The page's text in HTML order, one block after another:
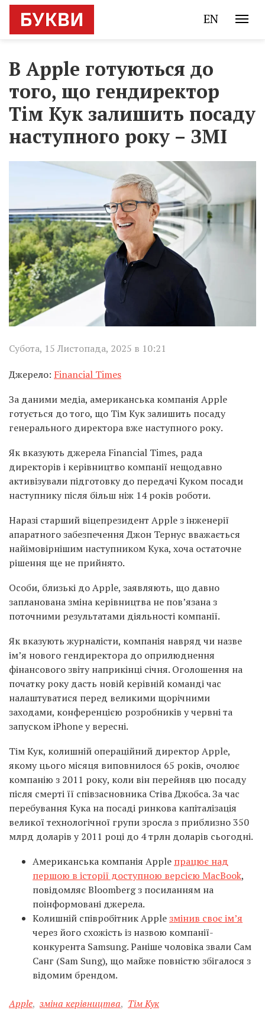
EN
В Apple готуються до
того, що гендиректор
Тім Кук залишить посаду
наступного року – ЗМІ
Субота, 15 Листопада, 2025 в 10:21
Джерело: Financial Times
За даними медіа, американська компанія Apple
готується до того, що Тім Кук залишить посаду
генерального директора вже наступного року.
Як вказують джерела Financial Times, рада
директорів і керівництво компанії нещодавно
активізували підготовку до передачі Куком посади
наступнику після більш ніж 14 років роботи.
Наразі старший віцепрезидент Apple з інженерії
апаратного забезпечення Джон Тернус вважається
найімовірнішим наступником Кука, хоча остаточне
рішення ще не прийнято.
Особи, близькі до Apple, заявляють, що давно
запланована зміна керівництва не пов’язана з
поточними результатами діяльності компанії.
Як вказують журналісти, компанія навряд чи назве
ім’я нового гендиректора до оприлюднення
фінансового звіту наприкінці січня. Оголошення на
початку року дасть новій керівній команді час
налаштуватися перед великими щорічними
заходами, конференцією розробників у червні та
запуском iPhone у вересні.
Тім Кук, колишній операційний директор Apple,
якому цього місяця виповнилося 65 років, очолює
компанію з 2011 року, коли він перейняв цю посаду
після смерті її співзасновника Стіва Джобса. За час
перебування Кука на посаді ринкова капіталізація
великої технологічної групи зросла з приблизно 350
млрд доларів у 2011 році до 4 трлн доларів сьогодні.
Американська компанія Apple працює над
першою в історії доступною версією MacBook,
повідомляє Bloomberg з посиланням на
поінформовані джерела.
Колишній співробітник Appleзмінив своє ім’я
через його схожість із назвою компанії-
конкурента Samsung. Раніше чоловіка звали Сам
Санг (Sam Sung), що майже повністю збігалося з
відомим брендом.
Apple, зміна керівництва, Тім Кук